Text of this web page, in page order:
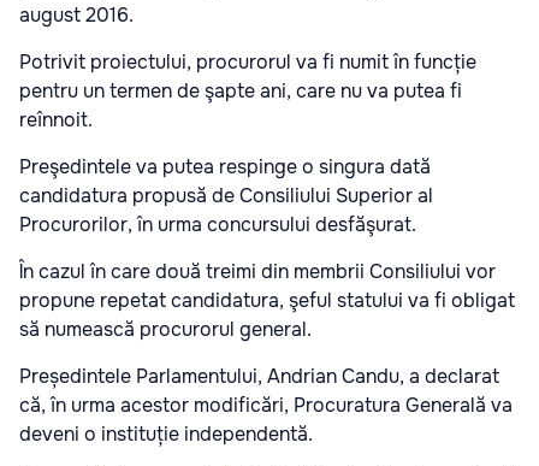
august 2016.
Potrivit proiectului, procurorul va fi numit în funcție
pentru un termen de şapte ani, care nu va putea fi
reînnoit.
Preşedintele va putea respinge o singura dată
candidatura propusă de Consiliului Superior al
Procurorilor, în urma concursului desfăşurat.
În cazul în care două treimi din membrii Consiliului vor
propune repetat candidatura, şeful statului va fi obligat
să numească procurorul general.
Președintele Parlamentului, Andrian Candu, a declarat
că, în urma acestor modificări, Procuratura Generală va
deveni o instituție independentă.